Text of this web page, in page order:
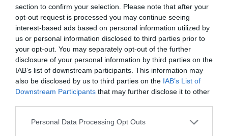
section to confirm your selection. Please note that after your
opt-out request is processed you may continue seeing
interest-based ads based on personal information utilized by
us or personal information disclosed to third parties prior to
your opt-out. You may separately opt-out of the further
disclosure of your personal information by third parties on the
IAB’s list of downstream participants. This information may
also be disclosed by us to third parties on the IAB’s List of
Downstream Participants that may further disclose it to other
Personal Data Processing Opt Outs
Per il Consorzio di Tutela
Vini Oltrepò Pavese arriva
il nuovo direttore. È
Riccardo Binda
VEN 6 SETTEMBRE 2024
Ricagno. Incentivare la